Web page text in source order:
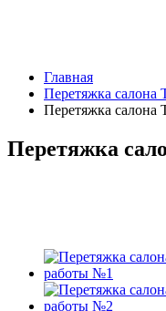
Главная
Перетяжка салона
Перетяжка салона
Перетяжка